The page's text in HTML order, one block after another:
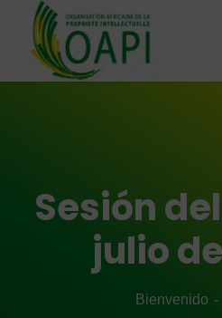
Sesión
julio
Bienvenido